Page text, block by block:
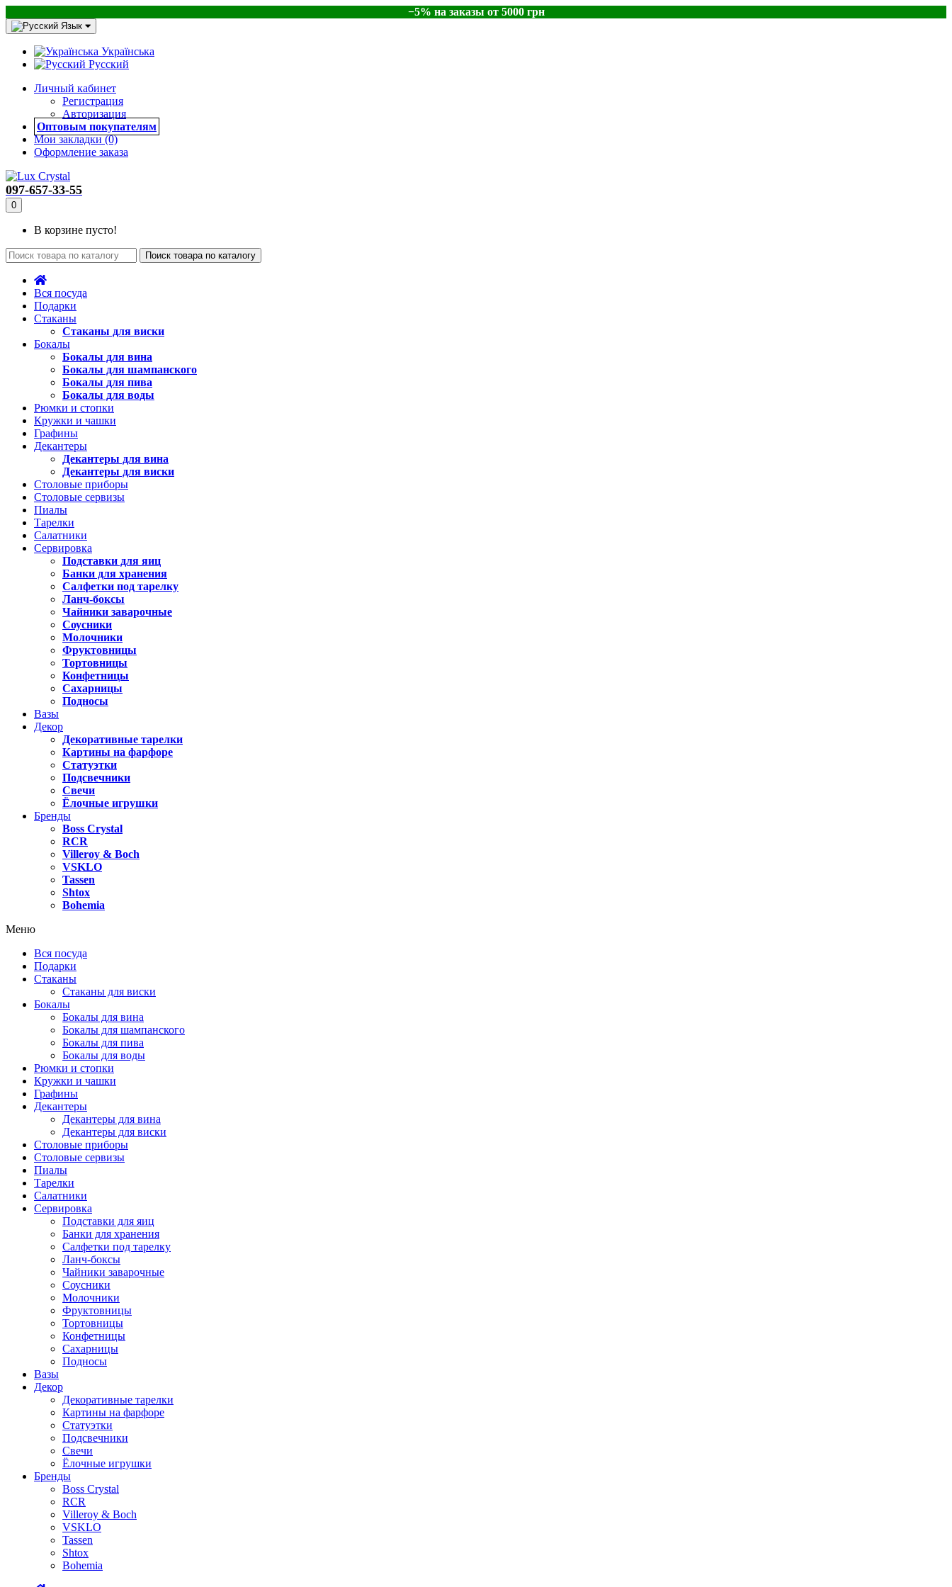
−5% на заказы от 5000 грн
Язык
Українська
Русский
Личный кабинет
Регистрация
Авторизация
Оптовым покупателям
Мои закладки (0)
Оформление заказа
097-657-33-55
0
В корзине пусто!
Поиск товара по каталогу
Вся посуда
Подарки
Стаканы
Стаканы для виски
Бокалы
Бокалы для вина
Бокалы для шампанского
Бокалы для пива
Бокалы для воды
Рюмки и стопки
Кружки и чашки
Графины
Декантеры
Декантеры для вина
Декантеры для виски
Столовые приборы
Столовые сервизы
Пиалы
Тарелки
Салатники
Сервировка
Подставки для яиц
Банки для хранения
Салфетки под тарелку
Ланч-боксы
Чайники заварочные
Соусники
Молочники
Фруктовницы
Тортовницы
Конфетницы
Сахарницы
Подносы
Вазы
Декор
Декоративные тарелки
Картины на фарфоре
Статуэтки
Подсвечники
Свечи
Ёлочные игрушки
Бренды
Boss Crystal
RCR
Villeroy & Boch
VSKLO
Tassen
Shtox
Bohemia
Меню
Вся посуда
Подарки
Стаканы
Стаканы для виски
Бокалы
Бокалы для вина
Бокалы для шампанского
Бокалы для пива
Бокалы для воды
Рюмки и стопки
Кружки и чашки
Графины
Декантеры
Декантеры для вина
Декантеры для виски
Столовые приборы
Столовые сервизы
Пиалы
Тарелки
Салатники
Сервировка
Подставки для яиц
Банки для хранения
Салфетки под тарелку
Ланч-боксы
Чайники заварочные
Соусники
Молочники
Фруктовницы
Тортовницы
Конфетницы
Сахарницы
Подносы
Вазы
Декор
Декоративные тарелки
Картины на фарфоре
Статуэтки
Подсвечники
Свечи
Ёлочные игрушки
Бренды
Boss Crystal
RCR
Villeroy & Boch
VSKLO
Tassen
Shtox
Bohemia